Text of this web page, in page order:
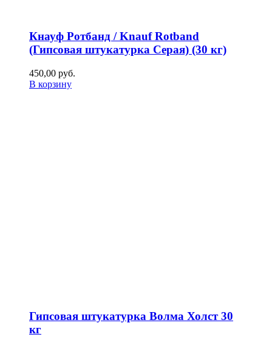
Кнауф Ротбанд / Knauf Rotband
(Гипсовая штукатурка Серая) (30 кг)
450,00 руб.
В корзину
Гипсовая штукатурка Волма Холст 30
кг